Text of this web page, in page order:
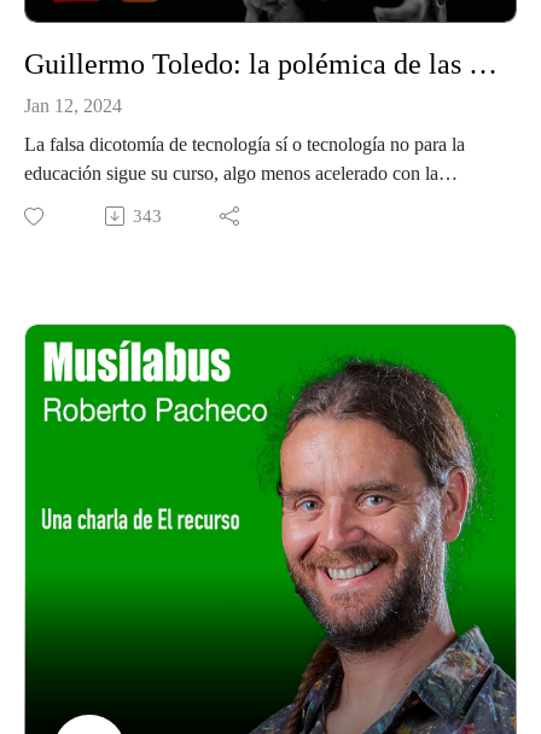
Guillermo Toledo: la polémica de las pantallas desde el cole
Jan 12, 2024
La falsa dicotomía de tecnología sí o tecnología no para la
educación sigue su curso, algo menos acelerado con la
entrada del año nuevo, pero muy presente en muchas
decisiones de centro y de los docentes de cara a los próximos
tecnología en educación sino cómo hacerlo de la forma más
adecuada, qué poner en manos del alumnado y que dinámicas
utilizar. Para hablar de estas cuestiones a dilucidar desde la
óptica de un centro educativo con gran cantidad de tecnología
implantada y con un equipo docente que sí se plantea el qué y
el cómo hacerlo traemos a Guillermo Toledo, docente del
Centro Británico de Zaragoza, Apple Distinguished Educator
Instagram & Twitter: @gtoledoedu
343